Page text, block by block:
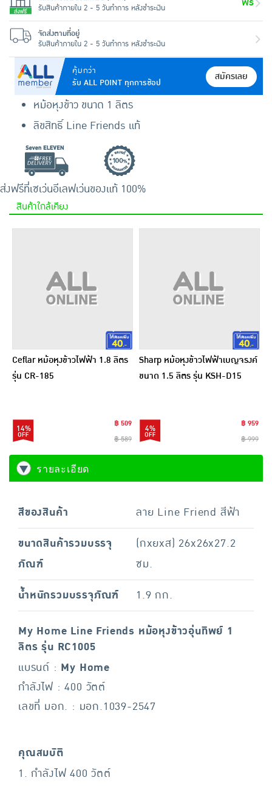
คุ้มกว่า
รับ ALL POINT ทุกการช้อป
สมัครเลย
หม้อหุงข้าว ขนาด 1 ลิตร
ลิขสิทธิ์ Line Friends แท้
รับสินค้าภายใน 2 - 5 วันทำการ หลังชำระเงิน
จัดส่งตามที่อยู่
รับสินค้าภายใน 2 - 5 วันทำการ หลังชำระเงิน
ส่งฟรีที่เซเว่นอีเลฟเว่นของแท้ 100%
สินค้าใกล้เคียง
Ceflar หม้อหุงข้าวไฟฟ้า 1.8 ลิตร
รุ่น CR-185
14%
฿ 509
฿ 589
Sharp หม้อหุงข้าวไฟฟ้าเบญจรงค์
ขนาด 1.5 ลิตร รุ่น KSH-D15
4%
฿ 959
฿ 999
รายละเอียด
สีของสินค้า
ลาย Line Friend สีฟ้า
ขนาดสินค้ารวมบรรจุ
ภัณฑ์
(กxยxส) 26x26x27.2
ซม.
น้ำหนักรวมบรรจุภัณฑ์
1.9 กก.
My Home Line Friends หม้อหุงข้าวอุ่นทิพย์ 1
ลิตร รุ่น RC1005
แบรนด์ : My Home
กำลังไฟ : 400 วัตต์
เลขที่ มอก. : มอก.1039-2547
คุณสมบัติ
1. กำลังไฟ 400 วัตต์